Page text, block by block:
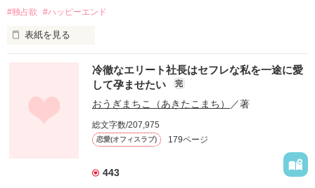
#独占欲
#ハッピーエンド
表紙を見る
幼なじみの哲平に淡い恋心を抱いていた美桜。
しかし、ある出来事をきっかけに二人の関係は壊れてしまう。
関係修復もできないまま、美桜は両親の離婚によって
引っ越すことになり、哲平とも離れ離れになった。
それから約十二年後。
冷徹なエリート社長はセフレな私を一途に愛
して孕ませたい
完
おうぎまちこ（あきたこまち） ／著
総文字数/207,975
恋愛(オフィスラブ) 179ページ
443